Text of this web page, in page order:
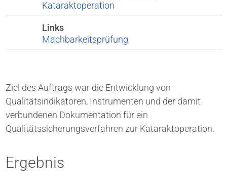
Kataraktoperation
Links
Machbarkeitsprüfung
Ziel des Auftrags war die Entwicklung von
Qualitätsindikatoren, Instrumenten und der damit
verbundenen Dokumentation für ein
Qualitätssicherungsverfahren zur Kataraktoperation.
Ergebnis